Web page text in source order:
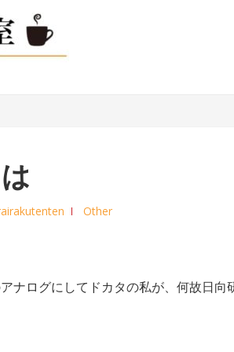
Other
ナログにしてドカタの私が、何故日向